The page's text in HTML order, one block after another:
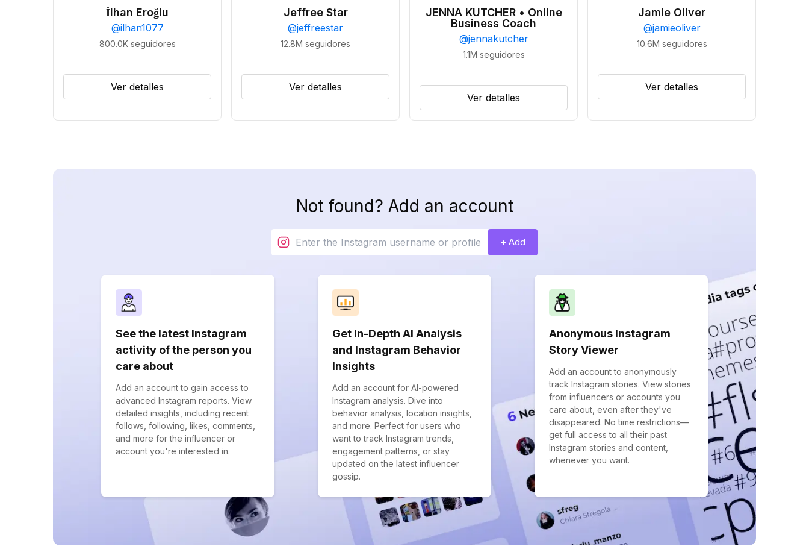
İlhan Eroğlu
@ilhan1077
800.0K seguidores
Ver detalles
Jeffree Star
@jeffreestar
12.8M seguidores
Ver detalles
JENNA KUTCHER • Online
Business Coach
@jennakutcher
1.1M seguidores
Ver detalles
Jamie Oliver
@jamieoliver
10.6M seguidores
Ver detalles
Not found? Add an account
+ Add
See the latest Instagram
activity of the person you
care about
Add an account to gain access to
advanced Instagram reports. View
detailed insights, including recent
follows, following, likes, comments,
and more for the influencer or
account you're interested in.
Get In-Depth AI Analysis
and Instagram Behavior
Insights
Add an account for AI-powered
Instagram analysis. Dive into
behavior analysis, location insights,
and more. Perfect for users who
want to track Instagram trends,
engagement patterns, or stay
updated on the latest influencer
gossip.
Anonymous Instagram
Story Viewer
Add an account to anonymously
track Instagram stories. View stories
from influencers or accounts you
care about, even after they've
disappeared. No time restrictions—
get full access to all their past
Instagram stories and content,
whenever you want.